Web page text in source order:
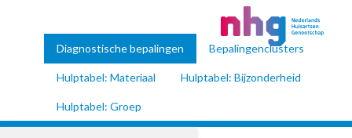
Diagnostische bepalingen Bepalingenclusters
Hulptabel: Materiaal Hulptabel: Bijzonderheid
Hulptabel: Groep